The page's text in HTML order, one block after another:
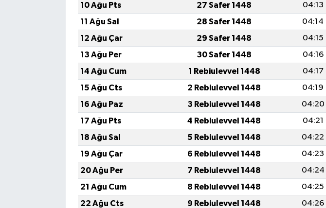
10 Ağu Pts
27 Safer 1448 04:13
11 Ağu Sal
28 Safer 1448 04:14
12 Ağu Çar
29 Safer 1448 04:15
13 Ağu Per
30 Safer 1448 04:16
14 Ağu Cum
1 Rebiulevvel 1448 04:17
15 Ağu Cts
2 Rebiulevvel 1448 04:19
16 Ağu Paz
3 Rebiulevvel 1448 04:20
17 Ağu Pts
4 Rebiulevvel 1448 04:21
18 Ağu Sal
5 Rebiulevvel 1448 04:22
19 Ağu Çar
6 Rebiulevvel 1448 04:23
20 Ağu Per
7 Rebiulevvel 1448 04:24
21 Ağu Cum
8 Rebiulevvel 1448 04:25
22 Ağu Cts
9 Rebiulevvel 1448 04:26